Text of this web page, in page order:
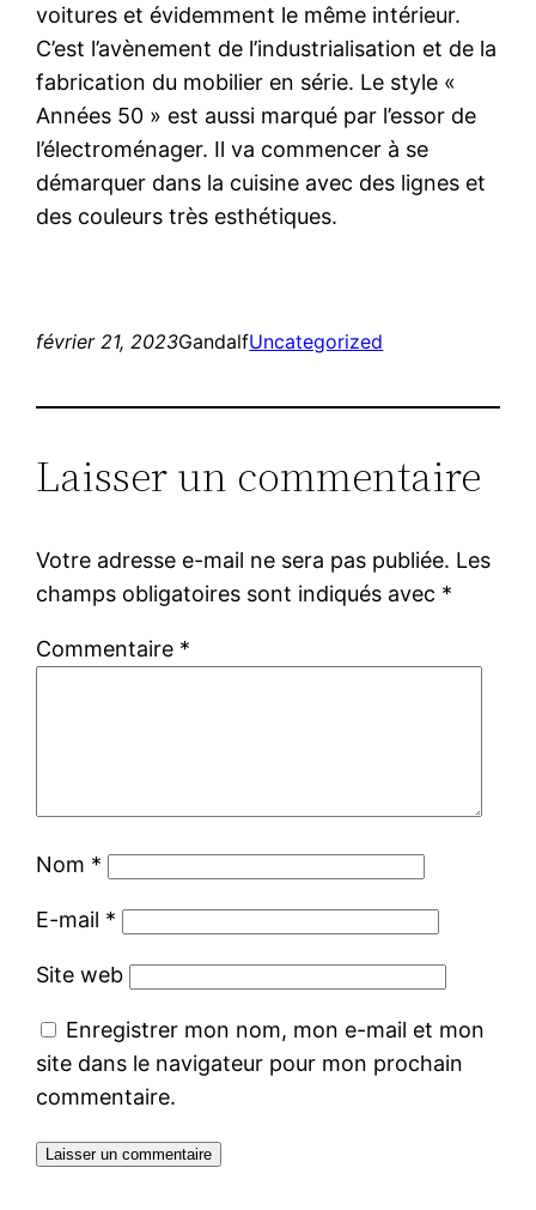
voitures et évidemment le même intérieur.
C’est l’avènement de l’industrialisation et de la
fabrication du mobilier en série. Le style «
Années 50 » est aussi marqué par l’essor de
l’électroménager. Il va commencer à se
démarquer dans la cuisine avec des lignes et
des couleurs très esthétiques.
février 21, 2023GandalfUncategorized
Laisser un commentaire
Votre adresse e-mail ne sera pas publiée. Les
champs obligatoires sont indiqués avec *
Commentaire *
Nom *
E-mail *
Site web
Enregistrer mon nom, mon e-mail et mon
site dans le navigateur pour mon prochain
commentaire.